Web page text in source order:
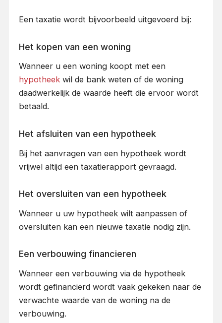
Een taxatie wordt bijvoorbeeld uitgevoerd bij:
Het kopen van een woning
Wanneer u een woning koopt met een
hypotheekwil de bank weten of de woning
daadwerkelijk de waarde heeft die ervoor wordt
betaald.
Het afsluiten van een hypotheek
Bij het aanvragen van een hypotheek wordt
vrijwel altijd een taxatierapport gevraagd.
Het oversluiten van een hypotheek
Wanneer u uw hypotheek wilt aanpassen of
oversluiten kan een nieuwe taxatie nodig zijn.
Een verbouwing financieren
Wanneer een verbouwing via de hypotheek
wordt gefinancierd wordt vaak gekeken naar de
verwachte waarde van de woning na de
verbouwing.